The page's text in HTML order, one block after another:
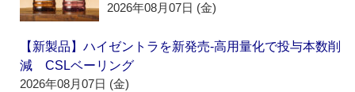
2026年08月07日 (金)
【新製品】ハイゼントラを新発売‐高用量化で投与本数削
減 CSLベーリング
2026年08月07日 (金)